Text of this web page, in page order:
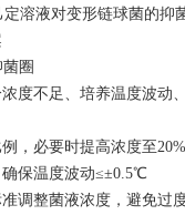
定溶液对变形链球菌的抑
圈
度不足、培养温度波动
，必要时提高浓度至20%
保温度波动≤±0.5℃
调整菌液浓度，避免过